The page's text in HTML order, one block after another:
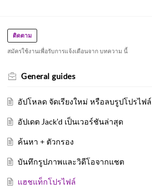
ติดตาม
สมัครใช้งานเพื่อรับการแจ้งเตือนจาก บทความ นี้
General guides
อัปโหลด จัดเรียงใหม่ หรือลบรูปโปรไฟล์
อัปเดต Jack'd เป็นเวอร์ชันล่าสุด
ค้นหา + ตัวกรอง
บันทึกรูปภาพและวิดีโอจากแชต
แฮชแท็กโปรไฟล์